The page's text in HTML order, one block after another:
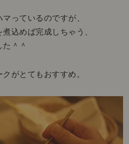
っているのですが、
込めば完成しちゃう、
＾＾
がとてもおすすめ。